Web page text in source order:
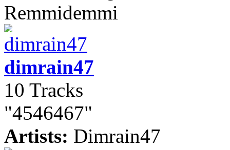
Remmidemmi
dimrain47
10 Tracks
"4546467"
Artists: Dimrain47